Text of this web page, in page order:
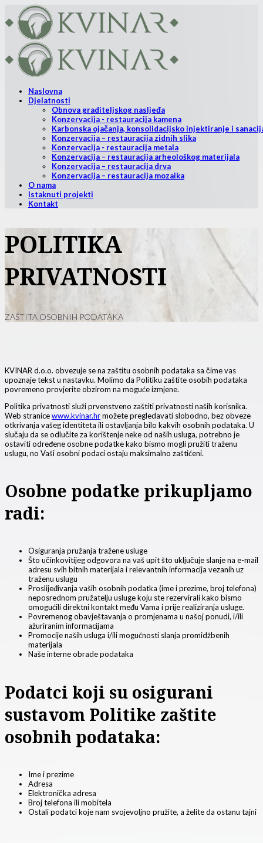
Naslovna
Djelatnosti
Obnova graditeljskog nasljeđa
Konzervacija - restauracija kamena
Karbonska ojačanja, konsolidacijsko injektiranje i
Konzervacija – restauracija zidnih slika
Konzervacija - restauracija metala
Konzervacija – restauracija arheološkog materijala
Konzervacija – restauracija drva
Konzervacija – restauracija mozaika
O nama
Istaknuti projekti
Kontakt
POLITIKA
PRIVATNOSTI
ZAŠTITA OSOBNIH PODATAKA
KVINAR d.o.o. obvezuje se na zaštitu osobnih podataka sa čime vas
upoznaje tekst u nastavku. Molimo da Politiku zaštite osobih podataka
povremeno provjerite obzirom na moguće izmjene.
Politika privatnosti služi prvenstveno zaštiti privatnosti naših korisnika.
Web stranicewww.kvinar.hrmožete pregledavati slobodno, bez obveze
otkrivanja vašeg identiteta ili ostavljanja bilo kakvih osobnih podataka. U
slučaju da se odlučite za korištenje neke od naših usluga, potrebno je
ostaviti određene osobne podatke kako bismo mogli pružiti traženu
uslugu, no Vaši osobni podaci ostaju maksimalno zaštićeni.
Osobne podatke prikupljamo
radi:
Osiguranja pružanja tražene usluge
Što učinkovitijeg odgovora na vaš upit što uključuje slanje na e-mail
adresu svih bitnih materijala i relevantnih informacija vezanih uz
traženu uslugu
Proslijeđivanja vaših osobnih podatka (ime i prezime, broj telefona)
neposrednom pružatelju usluge koju ste rezervirali kako bismo
omogućili direktni kontakt među Vama i prije realiziranja usluge.
Povremenog obavještavanja o promjenama u našoj ponudi, i/ili
ažuriranim informacijama
Promocije naših usluga i/ili mogućnosti slanja promidžbenih
materijala
Naše interne obrade podataka
Podatci koji su osigurani
sustavom Politike zaštite
osobnih podataka:
Ime i prezime
Adresa
Elektronička adresa
Broj telefona ili mobitela
Ostali podatci koje nam svojevoljno pružite, a želite da ostanu tajni